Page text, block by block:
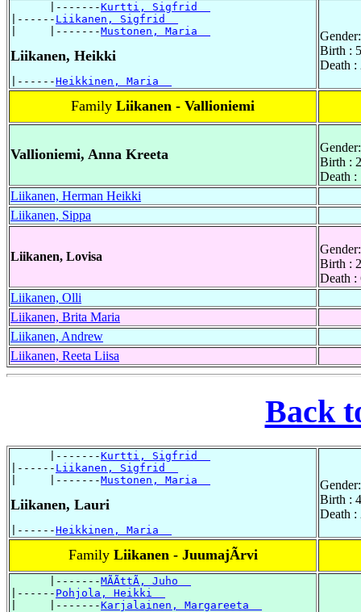
      |-------
Kurtti, Sigfrid
|------ Liikanen, Sigfrid
|     |-------Mustonen, Maria
Liikanen, Heikki
|------Heikkinen, Maria
Birth :
Death :
Family Liikanen - Vallioniemi
Vallioniemi, Anna Kreeta
Birth :
Death
Liikanen, Herman Heikki
Liikanen, Sippa
Liikanen, Lovisa
Birth :
Death
Liikanen, Olli
Liikanen, Brita Maria
Liikanen, Andrew
Liikanen, Reeta Liisa
Back
      |-------
Kurtti, Sigfrid
|------ Liikanen, Sigfrid
|     |-------Mustonen, Maria
Liikanen, Lauri
|------Heikkinen, Maria
Birth :
Death :
Family Liikanen - JuumajÃrvi
      |-------
MÃÃttÃ, Juho
|------ Pohjola, Heikki
|     |-------Karjalainen, Margareeta